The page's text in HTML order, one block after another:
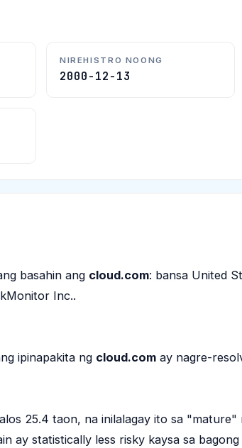
NIREHISTRO NOONG
2000-12-13
basahin ang cloud.com: bansa United
Inc..
ipinapakita ng cloud.com ay nagre-
25.4 taon, na inilalagay ito sa
ay statistically less risky kaysa sa